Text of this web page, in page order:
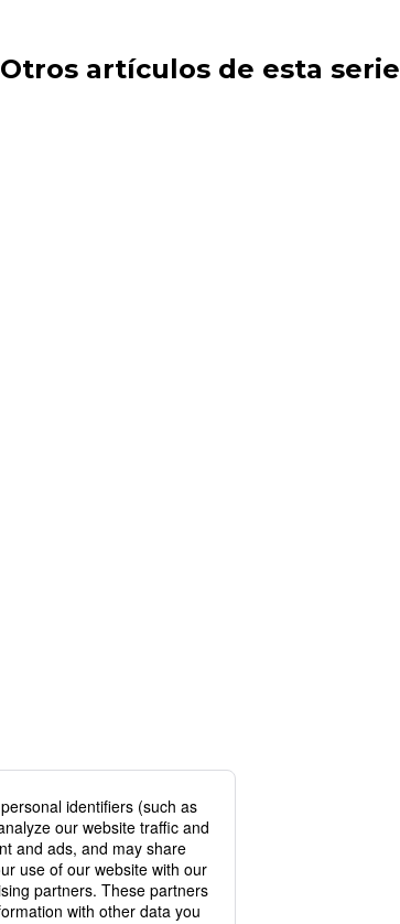
Otros artículos de esta serie